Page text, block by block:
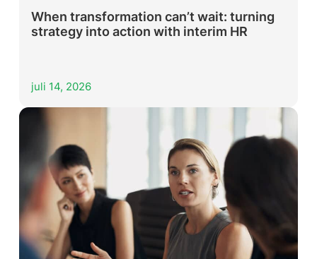
When transformation can’t wait: turning
strategy into action with interim HR
juli 14, 2026